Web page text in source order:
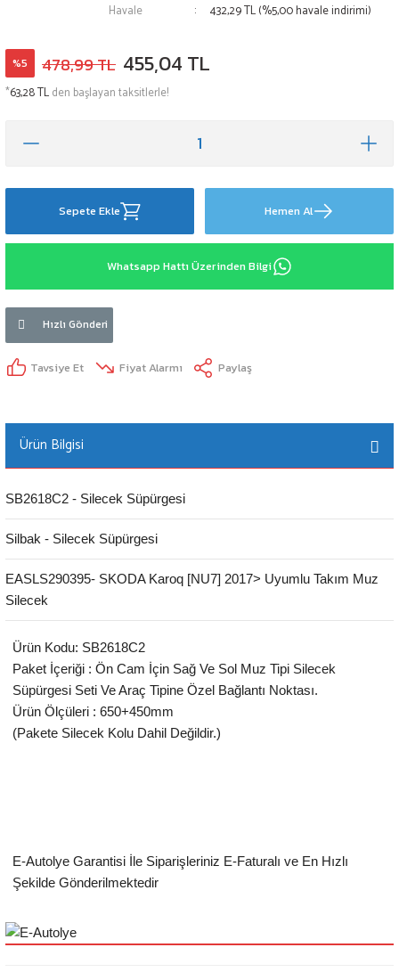
Havale
432,29 TL (%5,00 havale indirimi)
%5 478,99 TL 455,04 TL
*63,28 TLden başlayan taksitlerle!
Sepete Ekle Hemen Al
Whatsapp Hattı Üzerinden Bilgi
Hızlı Gönderi
Tavsiye Et Fiyat Alarmı Paylaş
Ürün Bilgisi
SB2618C2 - Silecek Süpürgesi
Silbak - Silecek Süpürgesi
EASLS290395- SKODA Karoq [NU7] 2017> Uyumlu Takım Muz
Silecek
Ürün Kodu: SB2618C2
Paket İçeriği : Ön Cam İçin Sağ Ve Sol Muz Tipi Silecek
Süpürgesi Seti Ve Araç Tipine Özel Bağlantı Noktası.
Ürün Ölçüleri : 650+450mm
(Pakete Silecek Kolu Dahil Değildir.)
E-Autolye Garantisi İle Siparişleriniz E-Faturalı ve En Hızlı
Şekilde Gönderilmektedir